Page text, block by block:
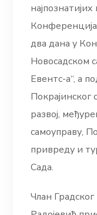
Конференција
два дана у
Новосадском
Евентс-а“, а
Покрајинског
развој,
самоуправу,
привреду и
Сада.
Члан